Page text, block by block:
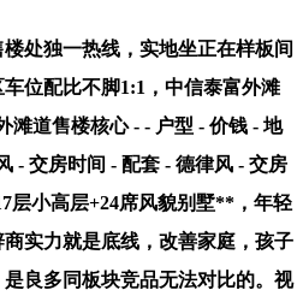
独一热线，实地坐正在样板间
位配比不脚1:1，中信泰富外滩
滩道售楼核心 - - 户型 - 价钱 - 地
- 交房时间 - 配套 - 德律风 - 交房
层小高层+24席风貌别墅**，年轻
实力就是底线，改善家庭，孩子
是良多同板块竞品无法对比的。视